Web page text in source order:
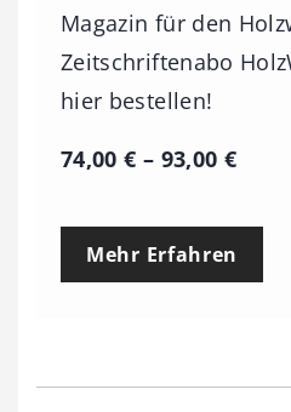
Magazin für den
Zeitschriftenabo
hier bestellen!
74,00€ – 93,00 €P
e
p
Mehr Erfahren